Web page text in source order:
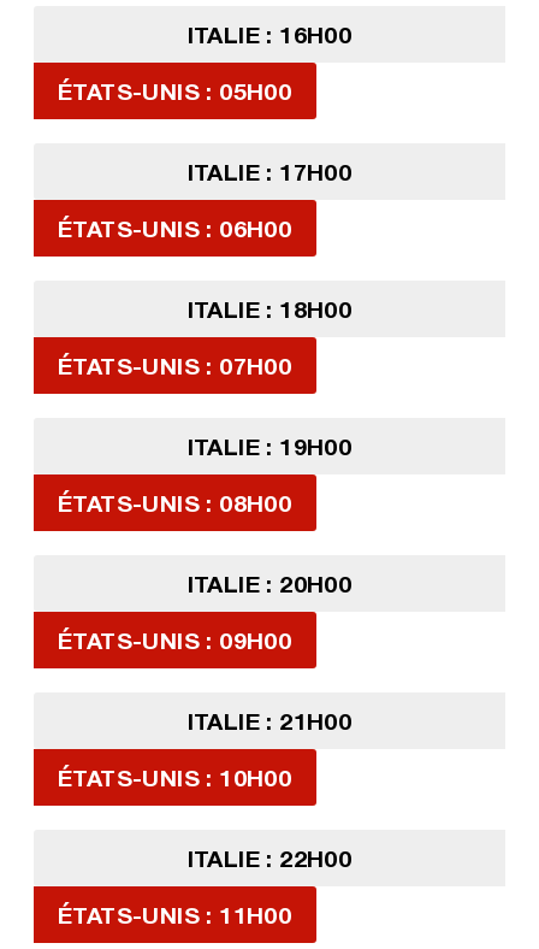
ITALIE : 16H00
ÉTATS-UNIS : 05H00
ITALIE : 17H00
ÉTATS-UNIS : 06H00
ITALIE : 18H00
ÉTATS-UNIS : 07H00
ITALIE : 19H00
ÉTATS-UNIS : 08H00
ITALIE : 20H00
ÉTATS-UNIS : 09H00
ITALIE : 21H00
ÉTATS-UNIS : 10H00
ITALIE : 22H00
ÉTATS-UNIS : 11H00